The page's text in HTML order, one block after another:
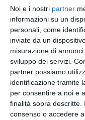
Noi e i nostri partner
informazioni su un
personali, come
inviate da un
misurazione di
sviluppo dei servizi.
partner possiamo
identificazione tramite
per consentire a noi e
finalità sopra descritte.
consenso o accedere
Raffaele